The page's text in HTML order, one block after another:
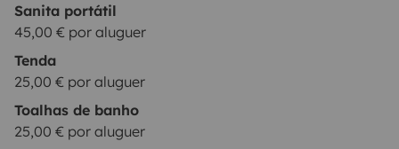
Sanita portátil
45,00 € por aluguer
Tenda
25,00 € por aluguer
Toalhas de banho
25,00 € por aluguer